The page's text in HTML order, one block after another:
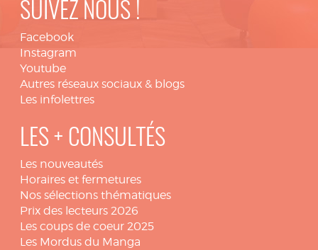
SUIVEZ NOUS !
Facebook
Instagram
Youtube
Autres réseaux sociaux & blogs
Les infolettres
LES + CONSULTÉS
Les nouveautés
Horaires et fermetures
Nos sélections thématiques
Prix des lecteurs 2026
Les coups de coeur 2025
Les Mordus du Manga